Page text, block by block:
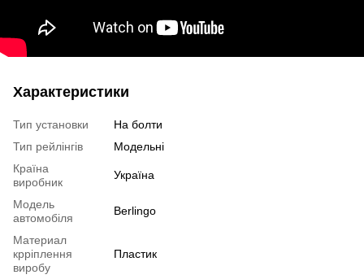
Характеристики
Тип установки
На болти
Тип рейлінгів
Модельні
Країна
виробник
Україна
Модель
автомобіля
Berlingo
Материал
крріплення
виробу
Пластик